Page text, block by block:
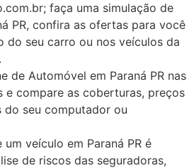
faça uma simulação de
PR, confira as ofertas para você
do seu carro ou nos veículos da
de Automóvel em Paraná PR nas
e compare as coberturas, preços
do seu computador ou
veículo em Paraná PR é
de riscos das seguradoras,